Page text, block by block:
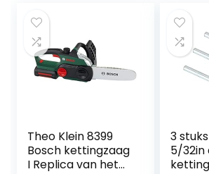
Theo Klein 8399
Bosch kettingzaag
I Replica van het
3
5/32in